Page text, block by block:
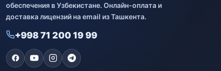
обеспечения в Узбекистане. Онлайн-оплата и
доставка лицензий на email из Ташкента.
+998 71 200 19 99